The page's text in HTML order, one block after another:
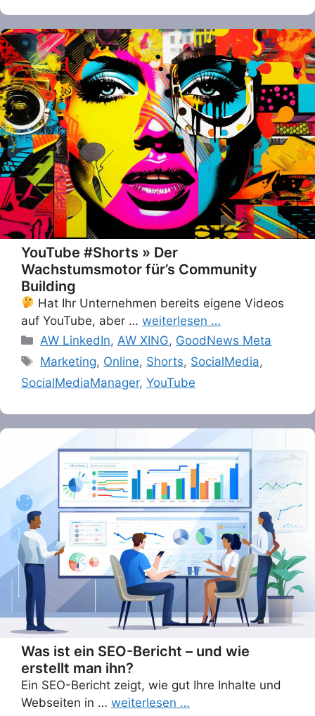
YouTube #Shorts » Der
Wachstumsmotor für’s Community
Building
Hat Ihr Unternehmen bereits eigene Videos
auf YouTube, aber … weiterlesen …
Categories
AW LinkedIn, AW XING, GoodNews Meta
Tags
Marketing, Online, Shorts, SocialMedia,
SocialMediaManager, YouTube
Was ist ein SEO-Bericht – und wie
erstellt man ihn?
Ein SEO-Bericht zeigt, wie gut Ihre Inhalte und
Webseiten in … weiterlesen …